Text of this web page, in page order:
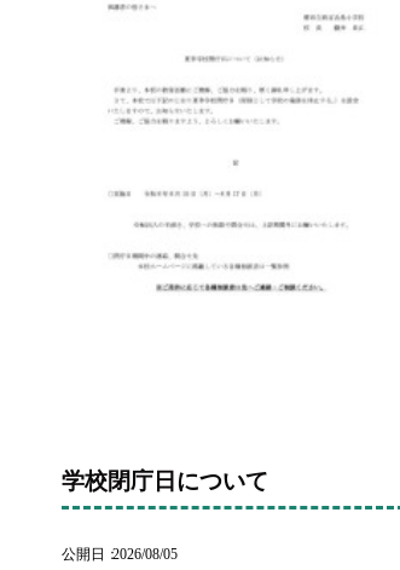
学校閉庁日について
公開日 2026/08/05